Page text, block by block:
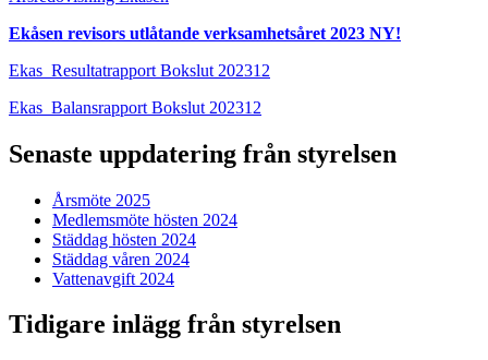
Ekåsen revisors utlåtande verksamhetsåret 2023 NY!
Ekas_Resultatrapport Bokslut 202312
Ekas_Balansrapport Bokslut 202312
Senaste uppdatering från styrelsen
Årsmöte 2025
Medlemsmöte hösten 2024
Städdag hösten 2024
Städdag våren 2024
Vattenavgift 2024
Tidigare inlägg från styrelsen